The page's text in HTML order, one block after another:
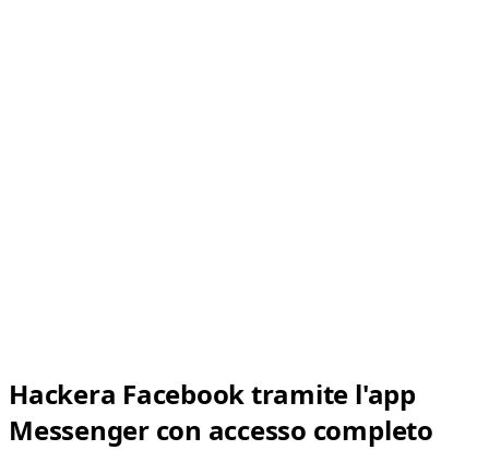
Hackera Facebook tramite l'app
Messenger con accesso completo